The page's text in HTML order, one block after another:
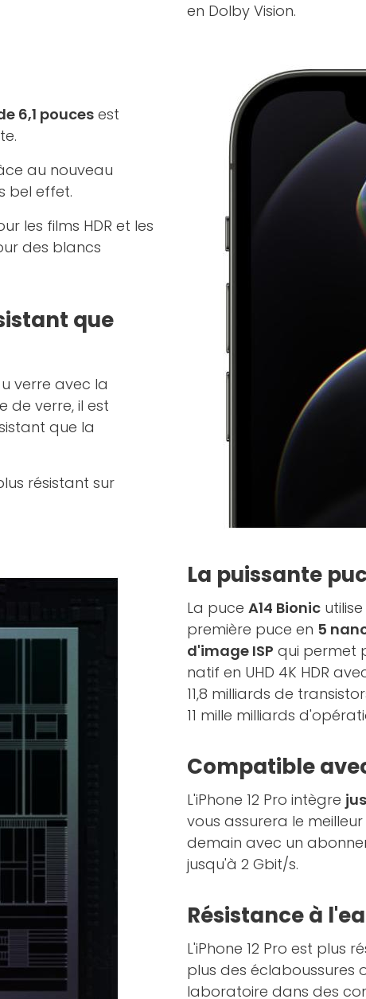
en Dolby Vision.
6,1 poucesest
au nouveau
bel effet.
les films HDR et les
des blancs
que
verre avec la
de verre, il est
que la
résistant sur
La puissante
La puce A14 Bionic
première puce en 5
d'image ISP qui permet
natif en UHD 4K HDR
11,8 milliards de
11 mille milliards
Compatible
L'iPhone 12 Pro intègre
vous assurera le
demain avec un
jusqu'à 2 Gbit/s.
Résistance à
L'iPhone 12 Pro est plus
plus des éclaboussures
laboratoire dans des